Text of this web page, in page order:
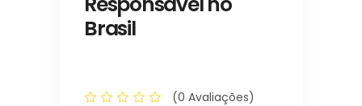
Brasil
(0 Avaliações)